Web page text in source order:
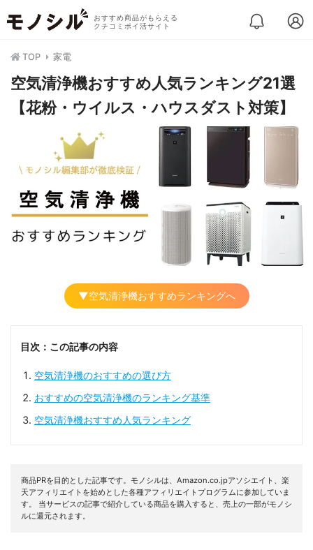
おすすめ商品がもらえる
クチコミポイ活サイト
TOP 家電
空気清浄機おすすめ人気ランキング21選
【花粉・ウイルス・ハウスダスト対策】
▼空気清浄機おすすめランキングへ
目次：この記事の内容
空気清浄機のおすすめの選び方
おすすめの空気清浄機のランキング基準
空気清浄機おすすめ人気ランキング
商品PRを目的とした記事です。モノシルは、Amazon.co.jpアソシエイト、楽
天アフィリエイトを始めとした各種アフィリエイトプログラムに参加していま
す。 当サービスの記事で紹介している商品を購入すると、売上の一部がモノシ
ルに還元されます。